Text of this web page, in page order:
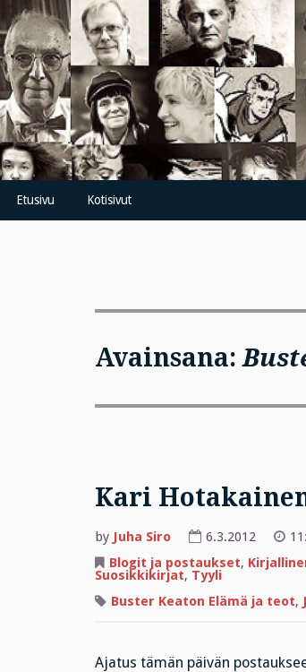
Skip
to
content
Etusivu Kotisivut
Avainsana:
Kari
by Juha Siro 6.3.2012
Blogit ja postaukset,
Suosikkikirjat, Tyyli
Buster Keaton Elämä ja teot,
Ajatus tämän päivän